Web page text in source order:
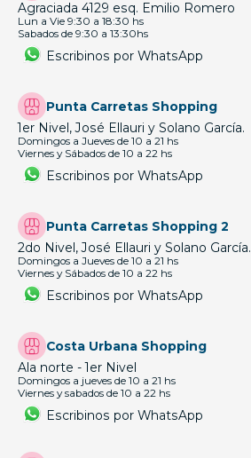
Agraciada 4129 esq. Emilio Romero
Lun a Vie 9:30 a 18:30 hs
Sabados de 9:30 a 13:30hs
Escribinos por WhatsApp
Punta Carretas Shopping
1er Nivel, José Ellauri y Solano García.
Domingos a Jueves de 10 a 21 hs
Viernes y Sábados de 10 a 22 hs
Escribinos por WhatsApp
Punta Carretas Shopping 2
2do Nivel, José Ellauri y Solano García.
Domingos a Jueves de 10 a 21 hs
Viernes y Sábados de 10 a 22 hs
Escribinos por WhatsApp
Costa Urbana Shopping
Ala norte - 1er Nivel
Domingos a jueves de 10 a 21 hs
Viernes y sabados de 10 a 22 hs
Escribinos por WhatsApp